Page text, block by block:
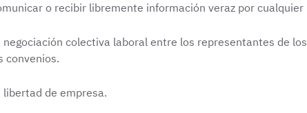
o recibir libremente información veraz por cualquier
negociación colectiva laboral entre los representantes de
convenios.
libertad de empresa.